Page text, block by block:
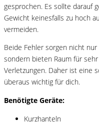
gesprochen. Es sollte darauf
Gewicht keinesfalls zu hoch
vermeiden.
Beide Fehler sorgen nicht
sondern bieten Raum für
Verletzungen. Daher ist eine
überaus wichtig für dich.
Benötigte Geräte:
Kurzhanteln